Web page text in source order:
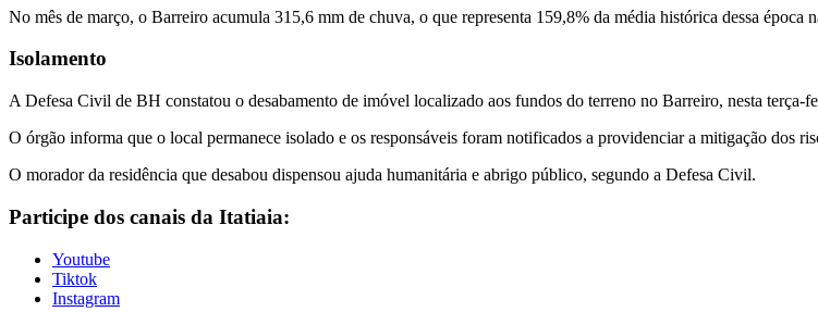
No mês de março, o Barreiro acumula 315,6 mm de chuva, o que representa 159,8% da média histórica dessa época
Isolamento
A Defesa Civil de BH constatou o desabamento de imóvel localizado aos fundos do terreno no Barreiro, nesta terça-
O órgão informa que o local permanece isolado e os responsáveis foram notificados a providenciar a mitigação dos
O morador da residência que desabou dispensou ajuda humanitária e abrigo público, segundo a Defesa Civil.
Participe dos canais da Itatiaia:
Youtube
Tiktok
Instagram